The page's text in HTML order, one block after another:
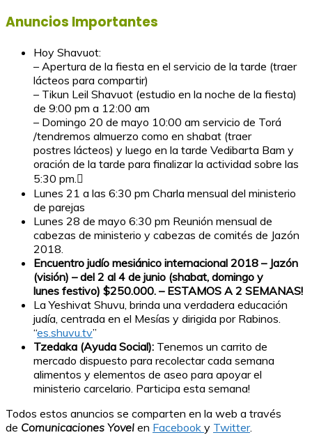
Anuncios Importantes
Hoy Shavuot:
– Apertura de la fiesta en el servicio de la tarde (traer
lácteos para compartir)
– Tikun Leil Shavuot (estudio en la noche de la fiesta)
de 9:00 pm a 12:00 am
– Domingo 20 de mayo 10:00 am servicio de Torá
/tendremos almuerzo como en shabat (traer
postres lácteos) y luego en la tarde Vedibarta Bam y
oración de la tarde para finalizar la actividad sobre las
5:30 pm.
Lunes 21 a las 6:30 pm Charla mensual del ministerio
de parejas
Lunes 28 de mayo 6:30 pm Reunión mensual de
cabezas de ministerio y cabezas de comités de Jazón
2018.
Encuentro judío mesiánico internacional 2018 – Jazón
(visión) – del 2 al 4 de junio (shabat, domingo y
lunes festivo) $250.000. – ESTAMOS A 2 SEMANAS!
La Yeshivat Shuvu, brinda una verdadera educación
judía, centrada en el Mesías y dirigida por Rabinos.
“es.shuvu.tv”
Tzedaka (Ayuda Social): Tenemos un carrito de
mercado dispuesto para recolectar cada semana
alimentos y elementos de aseo para apoyar el
ministerio carcelario. Participa esta semana!
Todos estos anuncios se comparten en la web a través
de Comunicaciones Yovel en Facebook y Twitter.